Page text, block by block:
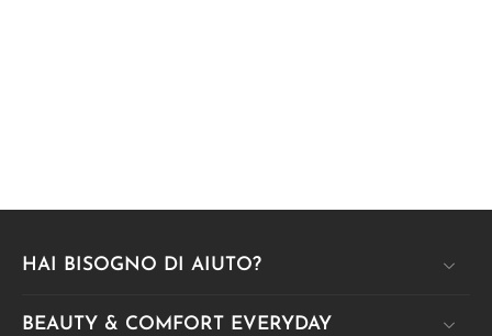
HAI BISOGNO DI AIUTO?
BEAUTY & COMFORT EVERYDAY